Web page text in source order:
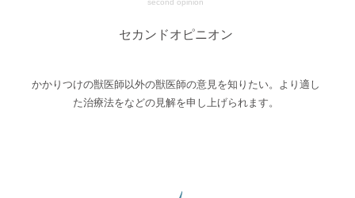
second opinion
セカンドオピニオン
かかりつけの獣医師以外の獣医師の意見を知りたい。より適し
た治療法をなどの見解を申し上げられます。